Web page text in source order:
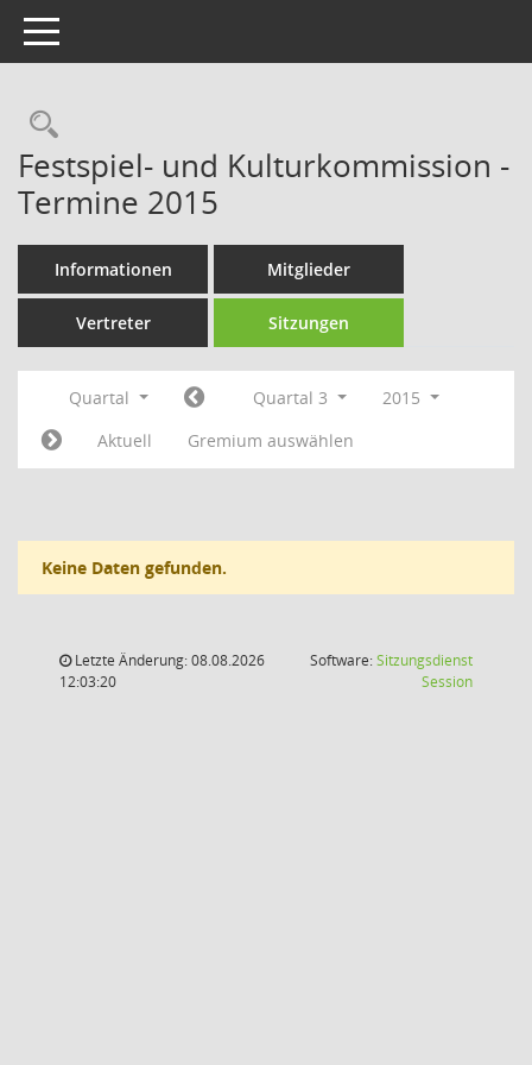
Toggle navigation
Rechercheauswahl
Festspiel- und Kulturkommission -
Termine 2015
Informationen Mitglieder
Vertreter Sitzungen
Quartal Quartal 3
2015
Aktuell
Gremium auswählen
Keine Daten gefunden.
Letzte Änderung: 08.08.2026
12:03:20
Software:Sitzungsdienst
Session(Wird in